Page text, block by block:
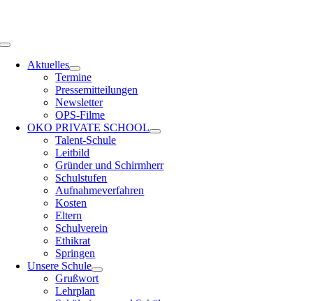
springen
Toggle
NavigationAktuelles
Termine
Pressemitteilungen
Newsletter
OPS-Filme
OKO PRIVATE SCHOOL
Talent-Schule
Leitbild
Gründer und Schirmherr
Schulstufen
Aufnahmeverfahren
Kosten
Eltern
Schulverein
Ethikrat
Springen
Unsere Schule
Grußwort
Lehrplan